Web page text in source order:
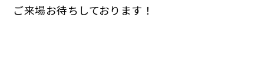
ご来場お待ちしております！